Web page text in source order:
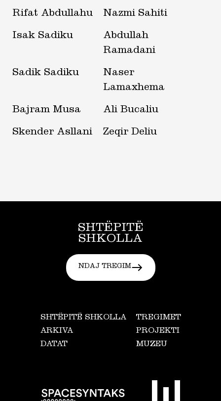
Rifat Abdullahu Nazmi Sahiti
Isak Sadiku
Abdullah
Ramadani
Sadik Sadiku
Naser
Lamaxhema
Bajram Musa Ali Bucaliu
Skender Asllani Zeqir Deliu
SHTËPITË
SHKOLLA
NDAJ TREGIM
SHTËPITË SHKOLLA
TREGIMET
ARKIVA
PROJEKTI
DATAT
MUZEU